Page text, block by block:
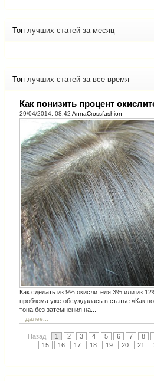
Топ лучших статей за месяц
Топ лучших статей за все время
Как понизить процент
29/04/2014, 08:42 AnnaCrossfashion
Как сделать из 9% окислителя 3% или из
проблема уже обсуждалась в статье «Как
тона без затемнения на...
далее...
Назад 1 2 3 4 5 6 7 8
15
16 17 18 19 20 21